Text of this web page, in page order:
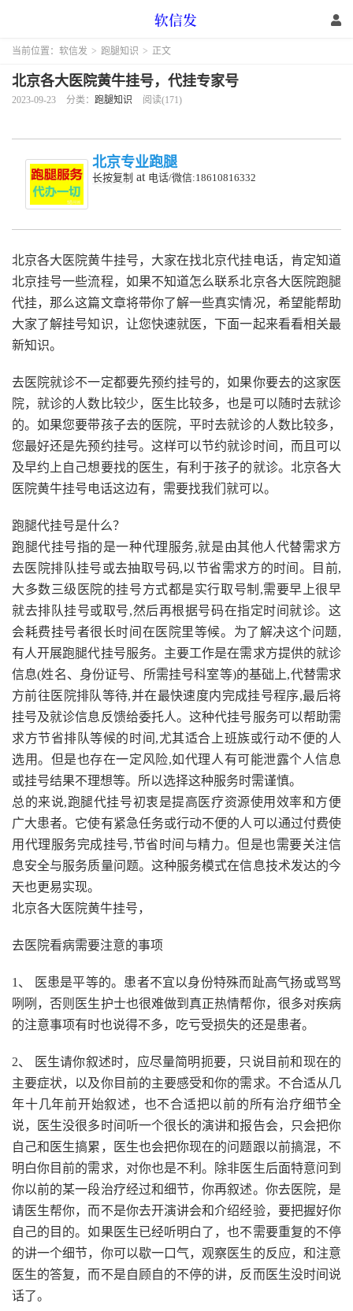
当前位置： 软信发 > 跑腿知识 > 正文
北京各大医院黄牛挂号，代挂专家号
2023-09-23 分类： 跑腿知识 阅读(171)
北京专业跑腿
长按复制 at 电话/微信:18610816332
北京各大医院黄牛挂号，大家在找北京代挂电话，肯定知道
北京挂号一些流程，如果不知道怎么联系北京各大医院跑腿
代挂，那么这篇文章将带你了解一些真实情况，希望能帮助
大家了解挂号知识，让您快速就医，下面一起来看看相关最
新知识。
去医院就诊不一定都要先预约挂号的，如果你要去的这家医
院，就诊的人数比较少，医生比较多，也是可以随时去就诊
的。如果您要带孩子去的医院，平时去就诊的人数比较多，
您最好还是先预约挂号。这样可以节约就诊时间，而且可以
及早约上自己想要找的医生，有利于孩子的就诊。北京各大
医院黄牛挂号电话这边有，需要找我们就可以。
跑腿代挂号是什么？
跑腿代挂号指的是一种代理服务,就是由其他人代替需求方
去医院排队挂号或去抽取号码,以节省需求方的时间。目前,
大多数三级医院的挂号方式都是实行取号制,需要早上很早
就去排队挂号或取号,然后再根据号码在指定时间就诊。这
会耗费挂号者很长时间在医院里等候。为了解决这个问题,
有人开展跑腿代挂号服务。主要工作是在需求方提供的就诊
信息(姓名、身份证号、所需挂号科室等)的基础上,代替需求
方前往医院排队等待,并在最快速度内完成挂号程序,最后将
挂号及就诊信息反馈给委托人。这种代挂号服务可以帮助需
求方节省排队等候的时间,尤其适合上班族或行动不便的人
选用。但是也存在一定风险,如代理人有可能泄露个人信息
或挂号结果不理想等。所以选择这种服务时需谨慎。
总的来说,跑腿代挂号初衷是提高医疗资源使用效率和方便
广大患者。它使有紧急任务或行动不便的人可以通过付费使
用代理服务完成挂号,节省时间与精力。但是也需要关注信
息安全与服务质量问题。这种服务模式在信息技术发达的今
天也更易实现。
北京各大医院黄牛挂号，
去医院看病需要注意的事项
1、 医患是平等的。患者不宜以身份特殊而趾高气扬或骂骂
咧咧，否则医生护士也很难做到真正热情帮你，很多对疾病
的注意事项有时也说得不多，吃亏受损失的还是患者。
2、 医生请你叙述时，应尽量简明扼要，只说目前和现在的
主要症状，以及你目前的主要感受和你的需求。不合适从几
年十几年前开始叙述，也不合适把以前的所有治疗细节全
说，医生没很多时间听一个很长的演讲和报告会，只会把你
自己和医生搞累，医生也会把你现在的问题跟以前搞混，不
明白你目前的需求，对你也是不利。除非医生后面特意问到
你以前的某一段治疗经过和细节，你再叙述。你去医院，是
请医生帮你，而不是你去开演讲会和介绍经验，要把握好你
自己的目的。如果医生已经听明白了，也不需要重复的不停
的讲一个细节，你可以歇一口气，观察医生的反应，和注意
医生的答复，而不是自顾自的不停的讲，反而医生没时间说
话了。